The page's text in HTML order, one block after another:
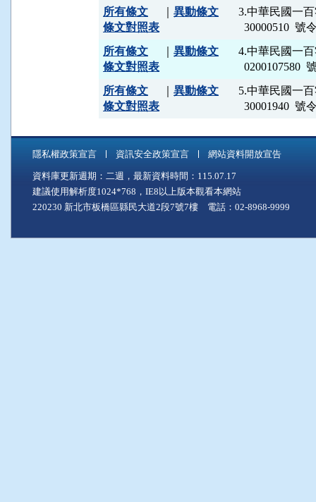
所有條文
異動條文
條文對照表
3.中華民國一
所有條文
異動條文
條文對照表
4.中華民國一
所有條文
異動條文
條文對照表
5.中華民國一
30001940  號
隱私權政策宣言 資訊安全政策宣言 網站資料開放宣告
資料庫更新週期：二週，最新資料時間：115.07.17
建議使用解析度1024*768，IE8以上版本觀看本網站
220230 新北市板橋區縣民大道2段7號7樓 電話：02-8968-9999